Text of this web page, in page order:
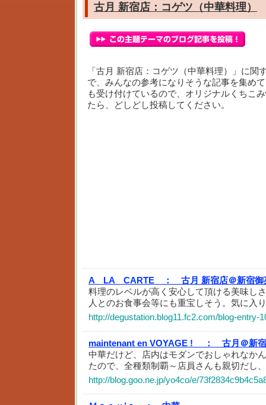
古月 新宿店：コゲツ（中華料理）
「古月 新宿店：コゲツ（中華料理）」に関
で、みんなの参考になりそうな記事を集め
も受け付けているので、オリジナルくちこ
たら、どしどし投稿してください。
A LA CARTE ：
古月 新宿店＠新宿御
料理のレベルが高く安心して頂ける美味し
人とのお食事会等にも重宝しそう。気に入
http://degustation.blog11.fc2.com/blog-entry-
maintenant en VOYAGE ! ：
古月＠新
中華だけど、店内はモダンでおしゃれなか
たので、全種類制覇～店員さんも親切だし
http://blog.goo.ne.jp/yo4co/e/